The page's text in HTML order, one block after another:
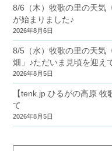
8/6（木）牧歌の里の天気
が始まりました♪
2026年8月6日
8/5（水）牧歌の里の天気
畑」♪ただいま見頃を迎え
2026年8月5日
【tenk.jp ひるがの高原
て
2026年8月5日